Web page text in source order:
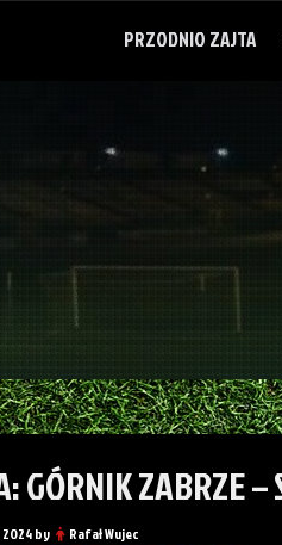
PRZODNIO ZAJTA
GÓRNIK ZABRZE
2024by Rafał Wujec